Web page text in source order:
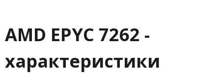
AMD EPYC 7262 -
характеристики